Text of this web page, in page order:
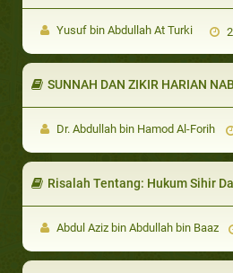
Yusuf bin Abdullah At Turki
SUNNAH DAN ZIKIR HARIAN NABI
Dr. Abdullah bin Hamod Al-Forih
Risalah Tentang: Hukum Sihir
Abdul Aziz bin Abdullah bin Baaz